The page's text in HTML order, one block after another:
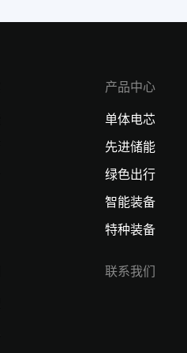
产品中心
单体电芯
先进储能
绿色出行
智能装备
特种装备
联系我们